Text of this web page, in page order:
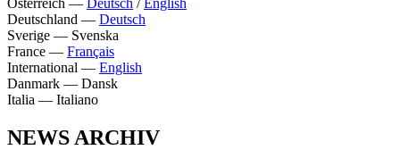
Deutschland — Deutsch
Sverige — Svenska
France — Français
International — English
Danmark — Dansk
Italia — Italiano
NEWS ARCHIV